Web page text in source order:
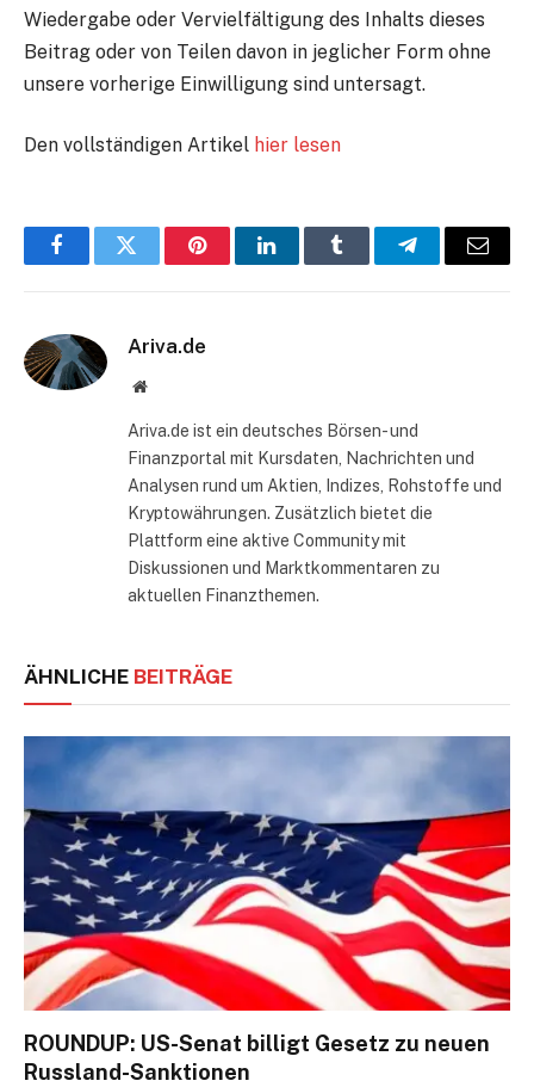
Wiedergabe oder Vervielfältigung des Inhalts dieses
Beitrag oder von Teilen davon in jeglicher Form ohne
unsere vorherige Einwilligung sind untersagt.
Den vollständigen Artikel hier lesen
FacebookTwitter PinterestLinkedInTumblr TelegramE-
Ariva.de
Website
Ariva.de ist ein deutsches Börsen- und
Finanzportal mit Kursdaten, Nachrichten und
Analysen rund um Aktien, Indizes, Rohstoffe und
Kryptowährungen. Zusätzlich bietet die
Plattform eine aktive Community mit
Diskussionen und Marktkommentaren zu
aktuellen Finanzthemen.
ÄHNLICHE BEITRÄGE
ROUNDUP: US-Senat billigt Gesetz zu neuen
Russland-Sanktionen